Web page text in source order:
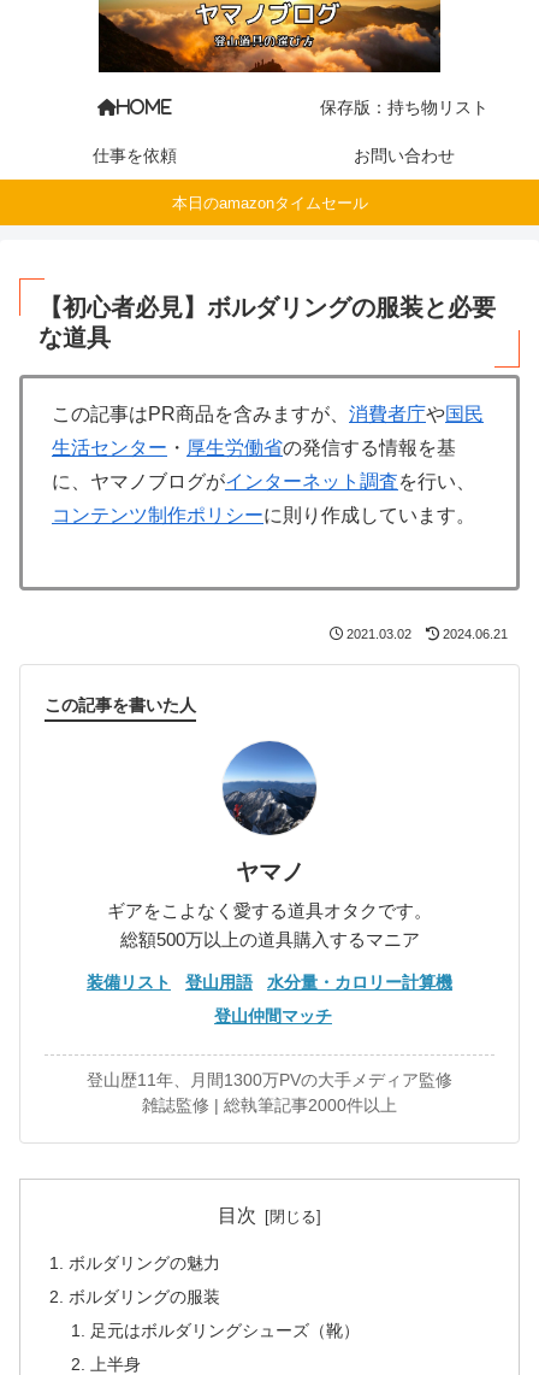
HOME 保存版：持ち物リスト
仕事を依頼 お問い合わせ
本日のamazonタイムセール
【初心者必見】ボルダリングの服装と必要
な道具
この記事はPR商品を含みますが、 消費者庁や国民
生活センター ・ 厚生労働省の発信する情報を基
に、ヤマノブログがインターネット調査を行い、
コンテンツ制作ポリシーに則り作成しています。
2021.03.02 2024.06.21
この記事を書いた人
ヤマノ
ギアをこよなく愛する道具オタクです。
総額500万以上の道具購入するマニア
装備リスト 登山用語
水分量・カロリー計算機
登山仲間マッチ
登山歴11年、月間1300万PVの大手メディア監修
雑誌監修 | 総執筆記事2000件以上
目次
ボルダリングの魅力
ボルダリングの服装
足元はボルダリングシューズ（靴）
上半身